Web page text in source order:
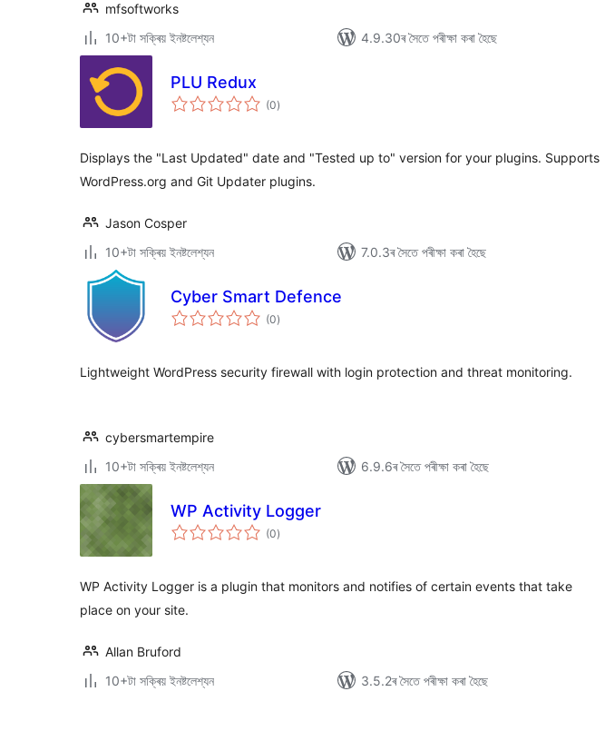
mfsoftworks
10+টা সক্ৰিয় ইনষ্টলেশ্যন
4.9.30ৰ সৈতে পৰীক্ষা কৰা হৈছে
PLU Redux
(0টা
মুঠ)
Displays the "Last Updated" date and "Tested up to" version for your plugins. Supports
WordPress.org and Git Updater plugins.
Jason Cosper
10+টা সক্ৰিয় ইনষ্টলেশ্যন
7.0.3ৰ সৈতে পৰীক্ষা কৰা হৈছে
Cyber Smart Defence
(0টা
মুঠ)
Lightweight WordPress security firewall with login protection and threat monitoring.
cybersmartempire
10+টা সক্ৰিয় ইনষ্টলেশ্যন
6.9.6ৰ সৈতে পৰীক্ষা কৰা হৈছে
WP Activity Logger
(0টা
মুঠ)
WP Activity Logger is a plugin that monitors and notifies of certain events that take
place on your site.
Allan Bruford
10+টা সক্ৰিয় ইনষ্টলেশ্যন
3.5.2ৰ সৈতে পৰীক্ষা কৰা হৈছে